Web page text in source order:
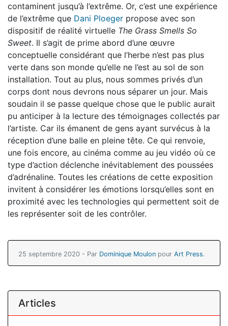
contaminent jusqu’à l’extrême. Or, c’est une expérience
de l’extrême que Dani Ploeger propose avec son
dispositif de réalité virtuelle The Grass Smells So
Sweet. Il s’agit de prime abord d’une œuvre
conceptuelle considérant que l’herbe n’est pas plus
verte dans son monde qu’elle ne l’est au sol de son
installation. Tout au plus, nous sommes privés d’un
corps dont nous devrons nous séparer un jour. Mais
soudain il se passe quelque chose que le public aurait
pu anticiper à la lecture des témoignages collectés par
l’artiste. Car ils émanent de gens ayant survécus à la
réception d’une balle en pleine tête. Ce qui renvoie,
une fois encore, au cinéma comme au jeu vidéo où ce
type d’action déclenche inévitablement des poussées
d’adrénaline. Toutes les créations de cette exposition
invitent à considérer les émotions lorsqu’elles sont en
proximité avec les technologies qui permettent soit de
les représenter soit de les contrôler.
25 septembre 2020 - Par Dominique Moulon pour Art Press.
Articles